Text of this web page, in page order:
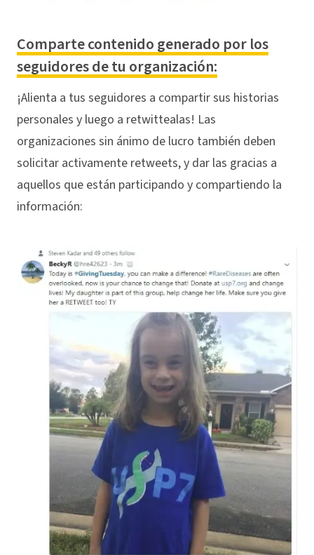
Comparte contenido generado por los
seguidores de tu organización:
¡Alienta a tus seguidores a compartir sus historias
personales y luego a retwittealas! Las
organizaciones sin ánimo de lucro también deben
solicitar activamente retweets, y dar las gracias a
aquellos que están participando y compartiendo la
información: